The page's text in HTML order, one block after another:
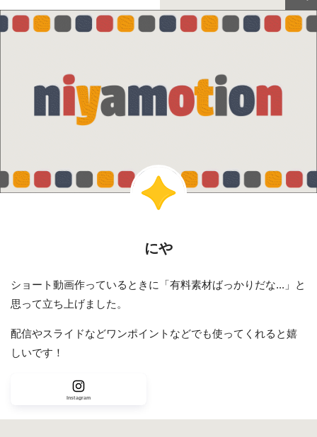
にや
ショート動画作っているときに「有料素材ばっかりだな...」と
思って立ち上げました。
配信やスライドなどワンポイントなどでも使ってくれると嬉
しいです！
Instagram